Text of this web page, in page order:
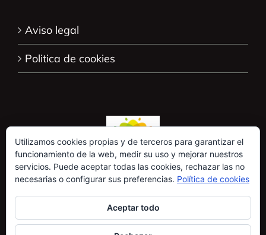
Aviso legal
Politica de cookies
Utilizamos cookies propias y de terceros para garantizar el
funcionamiento de la web, medir su uso y mejorar nuestros
servicios. Puede aceptar todas las cookies, rechazar las no
necesarias o configurar sus preferencias. Política de cookies
Aceptar todo